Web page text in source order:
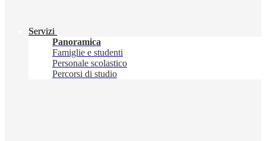
Servizi
Panoramica
Famiglie e studenti
Personale scolastico
Percorsi di studio